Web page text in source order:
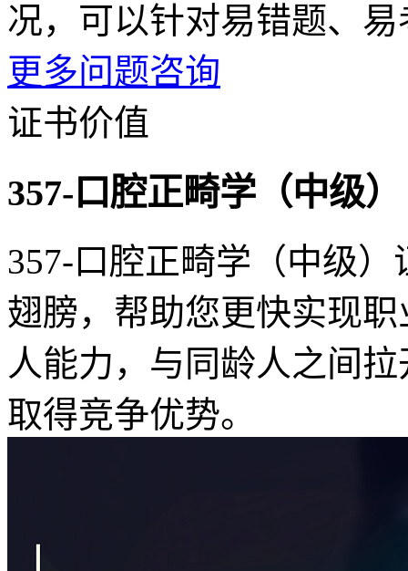
况，可以针对易错题、
更多问题咨询
证书价值
357-口腔正畸学（中级）
357-口腔正畸学（中级
翅膀，帮助您更快实现
人能力，与同龄人之间
取得竞争优势。